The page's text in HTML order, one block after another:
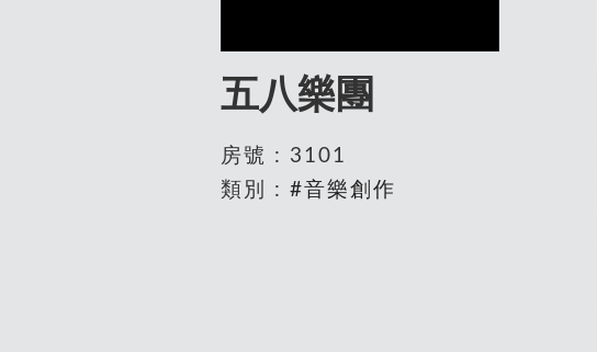
五八樂團
房號 : 3101
類別 : #音樂創作